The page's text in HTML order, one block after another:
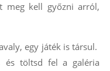
meg kell győzni arról,
egy játék is társul.
és töltsd fel a galéria